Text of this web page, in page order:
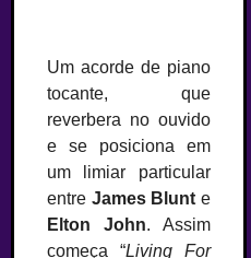
Um acorde de piano
tocante, que
reverbera no ouvido
e se posiciona em
um limiar particular
entre James Blunt e
Elton John. Assim
começa “Living For